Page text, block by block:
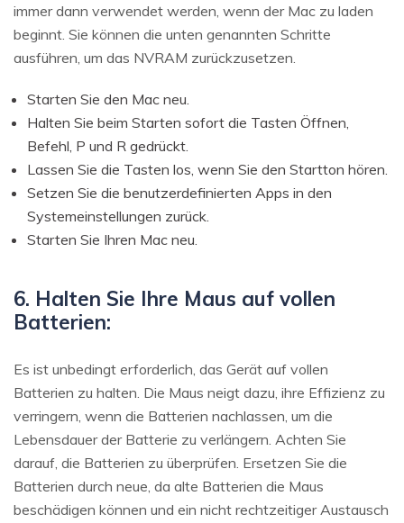
immer dann verwendet werden, wenn der Mac zu laden
beginnt. Sie können die unten genannten Schritte
ausführen, um das NVRAM zurückzusetzen.
Starten Sie den Mac neu.
Halten Sie beim Starten sofort die Tasten Öffnen,
Befehl, P und R gedrückt.
Lassen Sie die Tasten los, wenn Sie den Startton hören.
Setzen Sie die benutzerdefinierten Apps in den
Systemeinstellungen zurück.
Starten Sie Ihren Mac neu.
6. Halten Sie Ihre Maus auf vollen
Batterien:
Es ist unbedingt erforderlich, das Gerät auf vollen
Batterien zu halten. Die Maus neigt dazu, ihre Effizienz zu
verringern, wenn die Batterien nachlassen, um die
Lebensdauer der Batterie zu verlängern. Achten Sie
darauf, die Batterien zu überprüfen. Ersetzen Sie die
Batterien durch neue, da alte Batterien die Maus
beschädigen können und ein nicht rechtzeitiger Austausch